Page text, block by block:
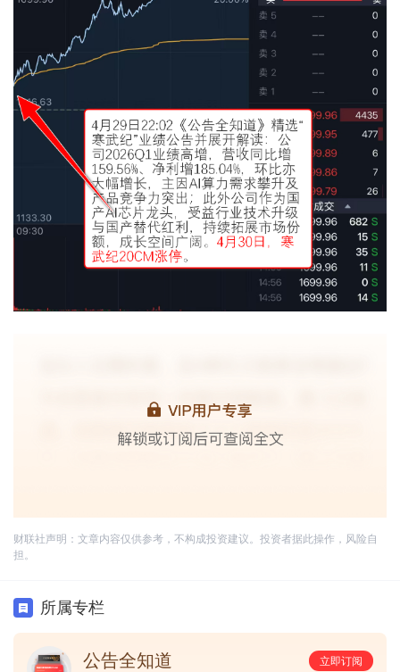
财联社声明：文章内容仅供参考，不构成投资建议。投资者据此操作，风险自
担。
所属专栏
公告全知道
立即订阅